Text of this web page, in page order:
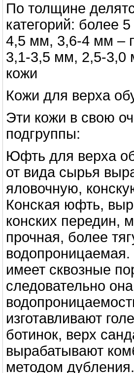
По толщине
категорий: более
4,5 мм, 3,6-4 мм –
3,1-3,5 мм, 2,5-3,0
кожи
Кожи для верха
Эти кожи в свою
подгруппы:
Юфть для верха
от вида сырья
яловочную,
Конская юфть,
конских передин,
прочная, более
имеет сквозные
следовательно
изготавливают
ботинок, верх
вырабатывают
методом дубления.